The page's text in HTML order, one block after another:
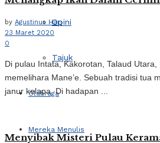
Opini
Tajuk
Olahraga
Mereka Menulis
by Agustinus Hari
23 Maret 2020
0
Di pulau Intata, Kakorotan, Talaud
memelihara Mane’e. Sebuah tradisi tua
janur kelapa. Di hadapan ...
Menyibak Misteri Pulau